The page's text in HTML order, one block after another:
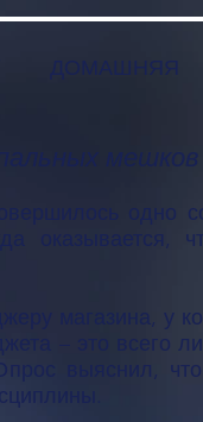
ДОМАШНЯЯ
мешков
одно
оказывается,
магазина, у
– это всего
выяснил,